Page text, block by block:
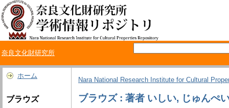
奈良文化財研究所
ホーム
ブラウズ
Nara National Research Institute for Cultural
ブラウズ : 著者 いしい, じゅんぺ